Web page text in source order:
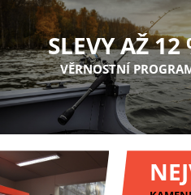
SLEVY AŽ 12
VĚRNOSTNÍ